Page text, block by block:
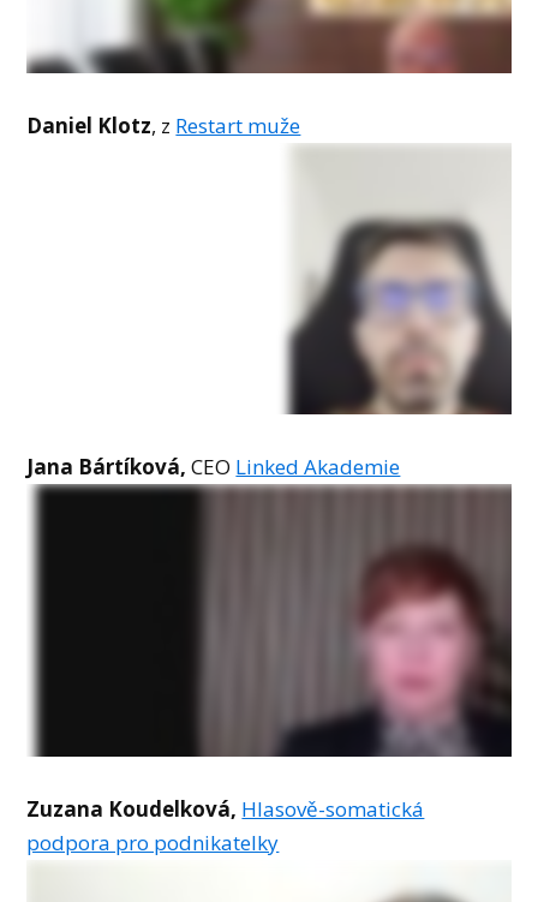
Daniel Klotz, z Restart muže
Jana Bártíková,CEO Linked Akademie
Zuzana Koudelková, Hlasově-somatická
podpora pro podnikatelky